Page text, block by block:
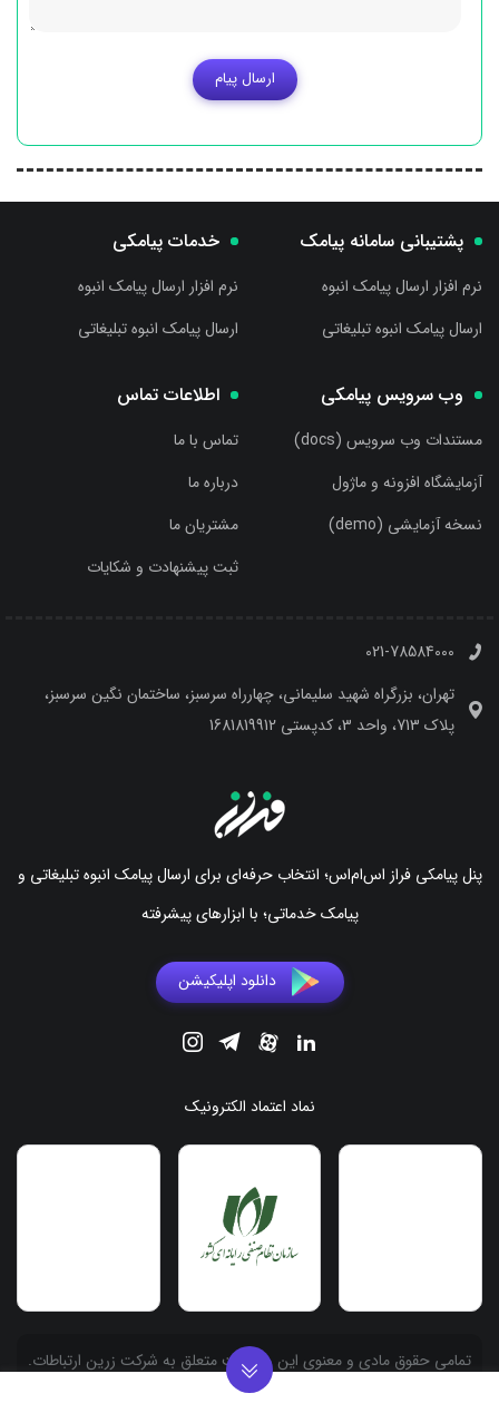
ارسال پیام
پشتیبانی سامانه پیامک
نرم افزار ارسال پیامک انبوه
ارسال پیامک انبوه تبلیغاتی
خدمات پیامکی
نرم افزار ارسال پیامک انبوه
ارسال پیامک انبوه تبلیغاتی
وب سرویس پیامکی
مستندات وب سرویس (docs)
آزمایشگاه افزونه و ماژول
نسخه آزمایشی (demo)
اطلاعات تماس
تماس با ما
درباره ما
مشتریان ما
ثبت پیشنهادت و شکایات
021-78584000
تهران، بزرگراه شهید سلیمانی، چهارراه سرسبز، ساختمان نگین سرسبز،
پلاک 713، واحد 3، کدپستی 1681819912
پنل پیامکی فراز اس‌ام‌اس؛ انتخاب حرفه‌ای برای ارسال پیامک انبوه تبلیغاتی و
پیامک خدماتی؛ با ابزارهای پیشرفته
دانلود اپلیکیشن
نماد اعتماد الکترونیک
.تمامی حقوق مادی و معنوی این وبسایت متعلق به شرکت زرین ارتباطات
آسیا به شماره ثبت 558486 می باشد